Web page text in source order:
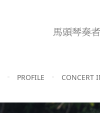
PROFILE CONCERT